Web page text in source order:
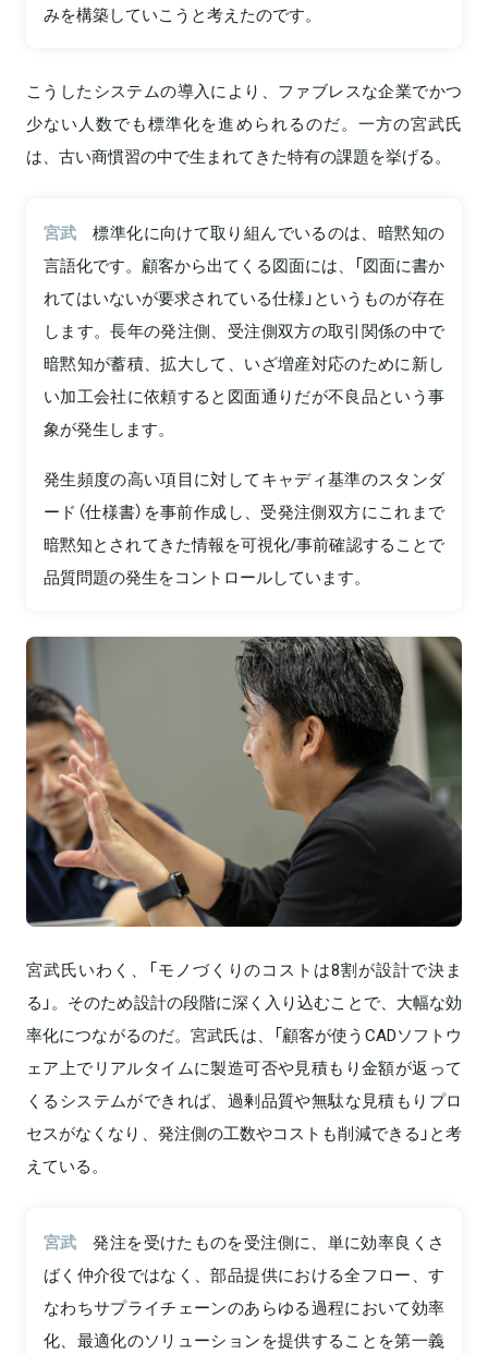
みを構築していこうと考えたのです。
こうしたシステムの導入により、ファブレスな企業でかつ
少ない人数でも標準化を進められるのだ。一方の宮武氏
は、古い商慣習の中で生まれてきた特有の課題を挙げる。
宮武
標準化に向けて取り組んでいるのは、暗黙知の
言語化です。顧客から出てくる図面には、「図面に書か
れてはいないが要求されている仕様」というものが存在
します。長年の発注側、受注側双方の取引関係の中で
暗黙知が蓄積、拡大して、いざ増産対応のために新し
い加工会社に依頼すると図面通りだが不良品という事
象が発生します。
発生頻度の高い項目に対してキャディ基準のスタンダ
ード（仕様書）を事前作成し、受発注側双方にこれまで
暗黙知とされてきた情報を可視化/事前確認することで
品質問題の発生をコントロールしています。
宮武氏いわく、「モノづくりのコストは8割が設計で決ま
る」。そのため設計の段階に深く入り込むことで、大幅な効
率化につながるのだ。宮武氏は、「顧客が使うCADソフトウ
ェア上でリアルタイムに製造可否や見積もり金額が返って
くるシステムができれば、過剰品質や無駄な見積もりプロ
セスがなくなり、発注側の工数やコストも削減できる」と考
えている。
宮武
発注を受けたものを受注側に、単に効率良くさ
ばく仲介役ではなく、部品提供における全フロー、す
なわちサプライチェーンのあらゆる過程において効率
化、最適化のソリューションを提供することを第一義